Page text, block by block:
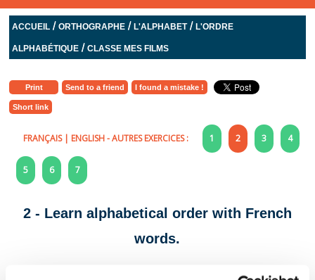
ACCUEIL /ORTHOGRAPHE /L'ALPHABET/L'ORDRE
ALPHABÉTIQUE /CLASSE MES FILMS
Print Send to a friend I found a mistake !
Short link
FRANÇAIS| ENGLISH- AUTRES EXERCICES : 1 2 3 4
5 6 7
2 - Learn alphabetical order with French
words.
Put these movies in alphabetical order from top